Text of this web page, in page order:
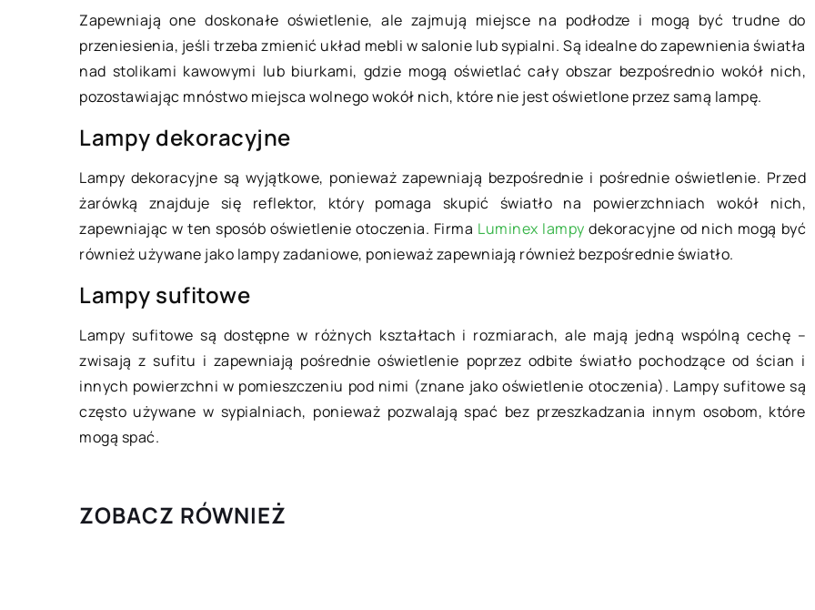
Zapewniają one doskonałe oświetlenie, ale zajmują miejsce na podłodze i mogą być trudne do
przeniesienia, jeśli trzeba zmienić układ mebli w salonie lub sypialni. Są idealne do zapewnienia światła
nad stolikami kawowymi lub biurkami, gdzie mogą oświetlać cały obszar bezpośrednio wokół nich,
pozostawiając mnóstwo miejsca wolnego wokół nich, które nie jest oświetlone przez samą lampę.
Lampy dekoracyjne
Lampy dekoracyjne są wyjątkowe, ponieważ zapewniają bezpośrednie i pośrednie oświetlenie. Przed
żarówką znajduje się reflektor, który pomaga skupić światło na powierzchniach wokół nich,
zapewniając w ten sposób oświetlenie otoczenia. Firma Luminex lampy dekoracyjne od nich mogą być
również używane jako lampy zadaniowe, ponieważ zapewniają również bezpośrednie światło.
Lampy sufitowe
Lampy sufitowe są dostępne w różnych kształtach i rozmiarach, ale mają jedną wspólną cechę –
zwisają z sufitu i zapewniają pośrednie oświetlenie poprzez odbite światło pochodzące od ścian i
innych powierzchni w pomieszczeniu pod nimi (znane jako oświetlenie otoczenia). Lampy sufitowe są
często używane w sypialniach, ponieważ pozwalają spać bez przeszkadzania innym osobom, które
mogą spać.
ZOBACZ RÓWNIEŻ
wytrzymałościowym to znakomity
sposób na poprawę ogólnego
samopoczucia oraz kondycji
organizmu. Dodatkowo w znacznym
stopniu ogranicza […]
Implanty stomatologiczne to
sztuczne korzenie zębów wykonane z
tytanu. Wyglądają i są odczuwane
jak naturalne zęby i stanowią